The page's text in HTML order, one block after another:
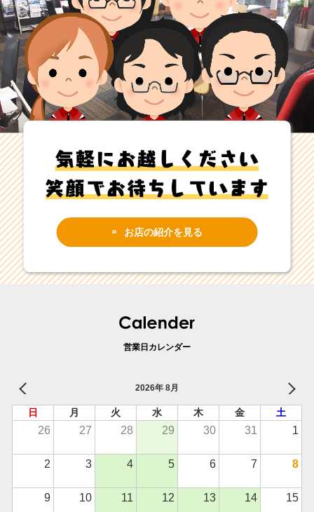
お店の紹介を見る
営業日カレンダー
2026年 8月
日 月 火 水 木 金 土
26 27 28 29 30 31 1
2 3 4 5 6 7 8
9 10 11 12 13 14 15